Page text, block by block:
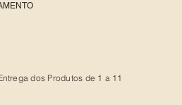
dos Produtos de 1 a 11